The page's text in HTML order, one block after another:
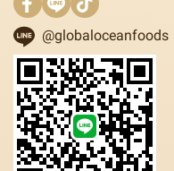
@globaloceanfoods